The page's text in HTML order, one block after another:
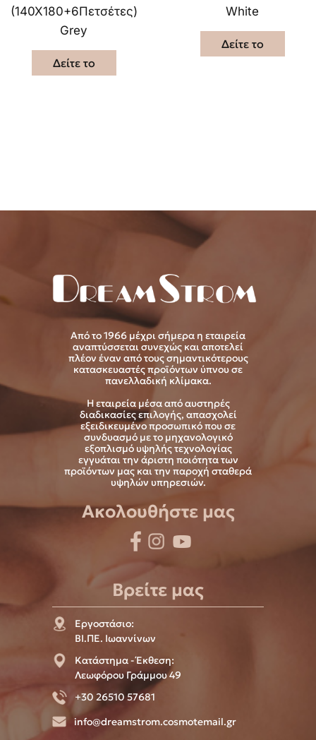
(140Χ180+6Πετσέτες)
Grey
Δείτε το
White
Δείτε το
Από το 1966 μέχρι σήμερα η εταιρεία
αναπτύσσεται συνεχώς και αποτελεί
πλέον έναν από τους σημαντικότερους
κατασκευαστές προϊόντων ύπνου σε
πανελλαδική κλίμακα.
Η εταιρεία μέσα από αυστηρές
διαδικασίες επιλογής, απασχολεί
εξειδικευμένο προσωπικό που σε
συνδυασμό με το μηχανολογικό
εξοπλισμό υψηλής τεχνολογίας
εγγυάται την άριστη ποιότητα των
προϊόντων μας και την παροχή σταθερά
υψηλών υπηρεσιών.
Ακολουθήστε μας
Βρείτε μας
Εργοστάσιο:
ΒΙ.ΠΕ. Ιωαννίνων
Κατάστημα - Έκθεση:
Λεωφόρου Γράμμου 49
+30 26510 57681
info@dreamstrom.cosmotemail.gr